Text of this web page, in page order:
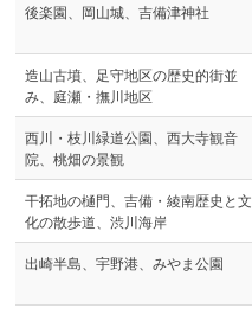
後楽園、岡山城、吉備津神社
造山古墳、足守地区の歴史的街並
み、庭瀬・撫川地区
西川・枝川緑道公園、西大寺観音
院、桃畑の景観
干拓地の樋門、吉備・綾南歴史と文
化の散歩道、渋川海岸
出崎半島、宇野港、みやま公園